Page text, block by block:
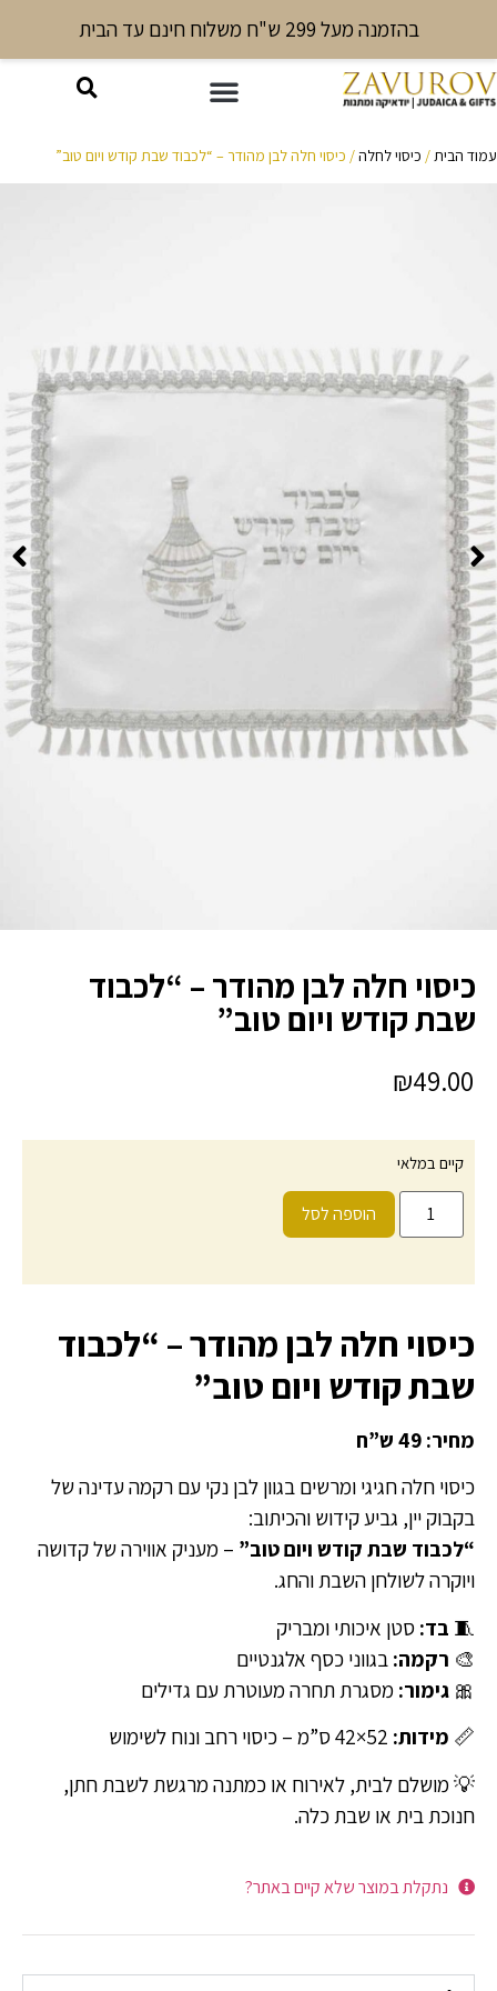
בהזמנה מעל 299 ש"ח משלוח חינם עד הבית
עמוד הבית/ כיסוי לחלה/ כיסוי חלה לבן מהודר – “לכבוד שבת קודש ויום טוב”
כיסוי חלה לבן מהודר – “לכבוד
שבת קודש ויום טוב”
₪49.00
קיים במלאי
הוספה לסל
כיסוי חלה לבן מהודר – “לכבוד
שבת קודש ויום טוב”
מחיר: 49 ש”ח
כיסוי חלה חגיגי ומרשים בגוון לבן נקי עם רקמה עדינה של
בקבוק יין, גביע קידוש והכיתוב:
“לכבוד שבת קודש ויום טוב” – מעניק אווירה של קדושה
ויוקרה לשולחן השבת והחג.
🧵 בד: סטן איכותי ומבריק
🎨 רקמה: בגווני כסף אלגנטיים
🎀 גימור: מסגרת תחרה מעוטרת עם גדילים
📏 מידות:
💡 מושלם לבית, לאירוח או כמתנה מרגשת לשבת חתן,
חנוכת בית או שבת כלה.
נתקלת במוצר שלא קיים באתר?